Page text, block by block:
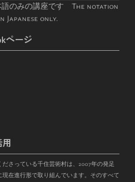
語のみの講座です The notation
Japanese only.
ページ
さっている千住芸術村は、 2007年の発足
在進行形で取り組んでいます。そのすべて